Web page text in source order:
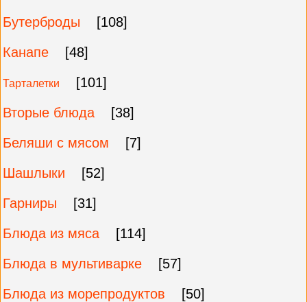
Бутерброды
[108]
Канапе
[48]
Тарталетки
[101]
Вторые блюда
[38]
Беляши с мясом
[7]
Шашлыки
[52]
Гарниры
[31]
Блюда из мяса
[114]
Блюда в мультиварке
[57]
Блюда из морепродуктов
[50]